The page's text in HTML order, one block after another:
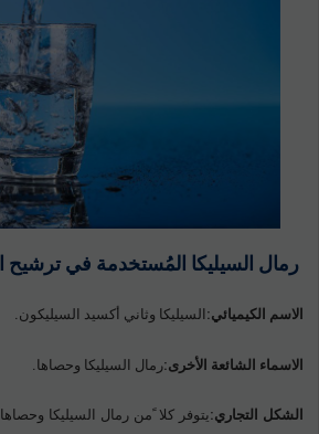
رمال السيليكا المُستخدمة في ترشيح
الاسم الكيميائي: السيليكا وثاني أكسيد السيليكون.
الاسماء الشائعة الأخرى:رمال السيليكا وحصاها.
الشكل التجاري:يتوفر كلا ًمن رمال السيليكا